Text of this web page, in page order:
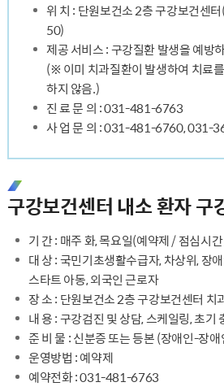
위 치 : 단원보건소 2층 구강보건센
50)
제공 서비스 : 구강질환 발생을 예방
(※ 이미 치과질환이 발생하여 치료
하지 않음.)
진 료 문 의 : 031-481-6763
사 업 문 의 : 031-481-6760, 031-
구강보건센터 내소 환자 구
기 간 : 매주 화, 목요일(예약제 / 점심시
대 상 : 국민기초생활수급자, 차상위, 장
스타트 아동, 외국인 근로자
장 소 : 단원보건소 2층 구강보건센터 치
내 용 : 구강검진 및 상담, 스케일링, 초기
준 비 물 : 신분증 또는 등본 (장애인-장
운영방법 : 예약제
예약전화 : 031-481-6763